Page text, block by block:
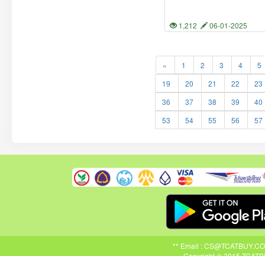
1,212 06-01-2025
« 1 2 3 4
5
19
20 21 22
23
36
37 38 39
40
53
54 55 56 57
** Email :